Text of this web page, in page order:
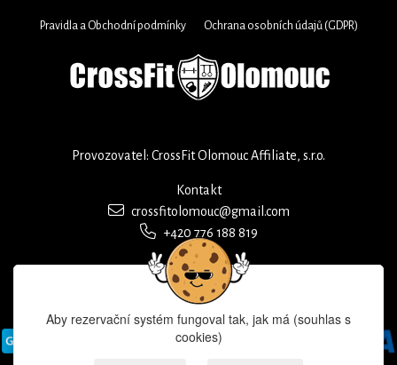
Pravidla a Obchodní podmínky Ochrana osobních údajů (GDPR)
Provozovatel: CrossFit Olomouc Affiliate, s.r.o.
Kontakt
crossfitolomouc@gmail.com
+420 776 188 819
Aby rezervační systém fungoval tak, jak má (souhlas s
cookies)